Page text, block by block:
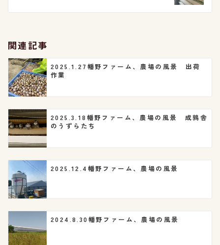
シ
ョ
ン
関連記事
2025.1.27幡野ファーム、農場の風景 出荷
作業
2025.3.18幡野ファーム、農場の風景 成鶉舎
のうずらたち
2025.12.4幡野ファーム、農場の風景
2024.8.30幡野ファーム、農場の風景